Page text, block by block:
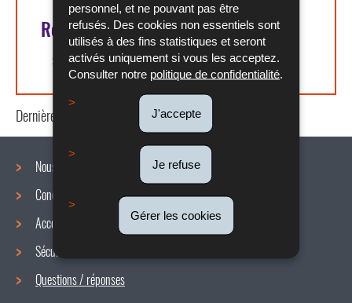
personnel, et ne pouvant pas être
refusés. Des cookies non essentiels sont
utilisés à des fins statistiques et seront
activés uniquement si vous les acceptez.
Consulter notre politique de confidentialité.
J'accepte
Je refuse
Gérer les cookies
Références légales
Article L. 543-19 du COTRAV
Dernière mise à jour 21/07/2020
Menu
de
navigation
Nous connaître
Conditions de travail
Accords collectifs
Sécurité / Santé au travail
Questions / réponses